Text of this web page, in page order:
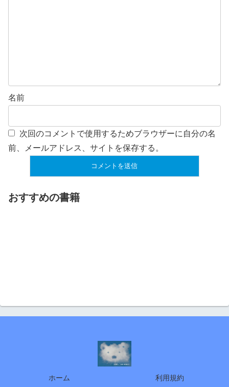
名前
次回のコメントで使用するためブラウザーに自分の名
前、メールアドレス、サイトを保存する。
おすすめの書籍
ホーム 利用規約